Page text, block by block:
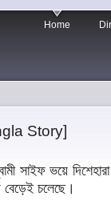
Home
Story]
সাইফ ভয়ে
বেড়েই চলেছে।